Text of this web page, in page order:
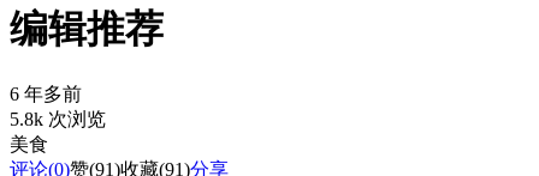
编辑推荐
6 年多前
5.8k 次浏览
美食
评论(0)赞(91)收藏(91)分享